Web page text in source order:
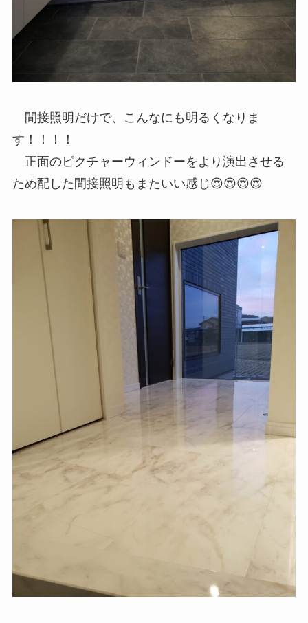
間接照明だけで、こんなにも明るくなりま
す！！！！
正面のピクチャーウィンドーをより演出させる
ため配した間接照明もまたいい感じ😍😍😍😍